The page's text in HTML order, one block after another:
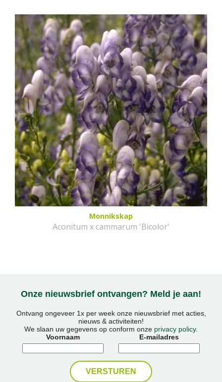
Monnikskap
Aconitum x cammarum 'Bicolor'
Onze nieuwsbrief ontvangen? Meld je aan!
Ontvang ongeveer 1x per week onze nieuwsbrief met acties,
nieuws & activiteiten!
We slaan uw gegevens op conform onze privacy policy.
Voornaam
E-mailadres